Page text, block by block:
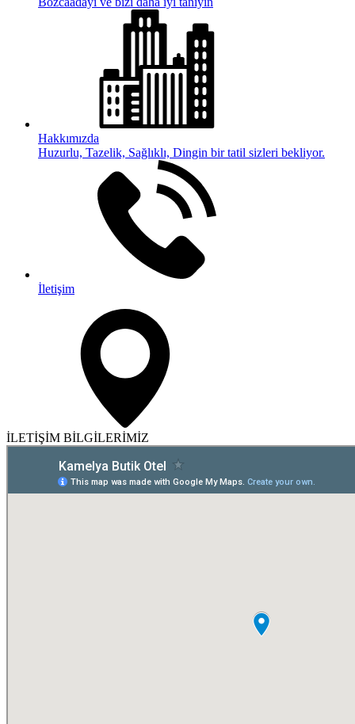
Hakkımızda
Huzurlu, Tazelik, Sağlıklı, Dingin bir tatil sizleri bekliyor.
İletişim
İLETİŞİM BİLGİLERİMİZ